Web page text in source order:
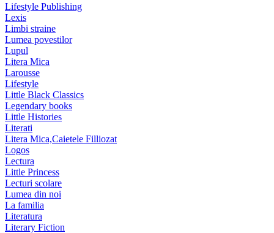
Lifestyle Publishing
Lexis
Limbi straine
Lumea povestilor
Lupul
Litera Mica
Larousse
Lifestyle
Little Black Classics
Legendary books
Little Histories
Literati
Litera Mica,Caietele Filliozat
Logos
Lectura
Little Princess
Lecturi scolare
Lumea din noi
La familia
Literatura
Literary Fiction